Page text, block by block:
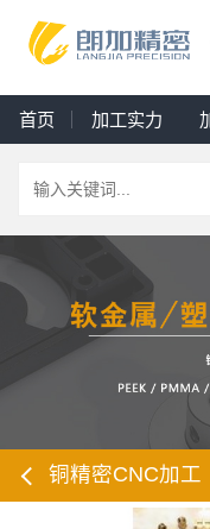
首页 加工实力
铜精密CNC加工